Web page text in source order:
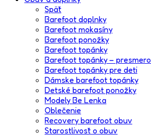
Späť
Barefoot doplnky
Barefoot mokasíny
Barefoot ponožky
Barefoot topánky
Barefoot topánky –
Barefoot topánky pre deti
Dámske barefoot topánky
Detské barefoot ponožky
Modely Be Lenka
Oblečenie
Recovery barefoot obuv
Starostlivosť o obuv